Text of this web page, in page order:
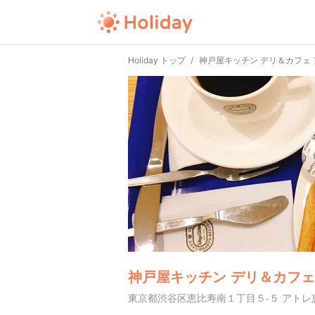
Holiday トップ 神戸屋キッチン デリ＆カフェ
神戸屋キッチン デリ＆カフ
東京都渋谷区恵比寿南１丁目５-５ アトレ